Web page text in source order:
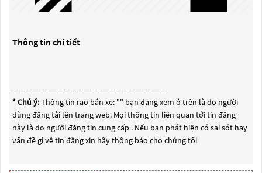
Thông tin chi tiết
————————————————————————
* Chú ý:Thông tin rao bán xe: "" bạn đang xem ở trên là do người
dùng đăng tải lên trang web. Mọi thông tin liên quan tới tin đăng
này là do người đăng tin cung cấp . Nếu bạn phát hiện có sai sót hay
vấn đề gì về tin đăng xin hãy thông báo cho chúng tôi